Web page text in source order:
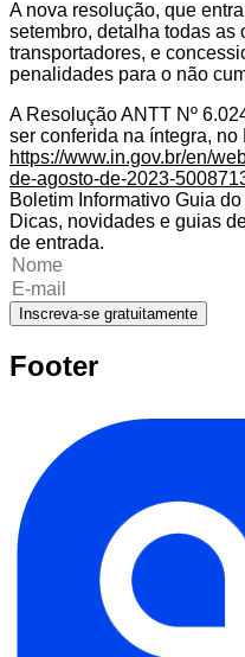
A nova resolução, que
setembro, detalha todas as
transportadores, e
penalidades para o não
A Resolução ANTT Nº
ser conferida na íntegra,
https://www.in.gov.br/en/
de-agosto-de-2023-
Boletim Informativo Guia
Dicas, novidades e guias
de entrada.
Inscreva-se gratuitamente
Footer